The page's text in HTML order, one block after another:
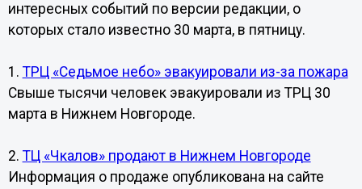
интересных событий по версии редакции, о
которых стало известно 30 марта, в пятницу.
1. ТРЦ «Седьмое небо» эвакуировали из-за пожара
Свыше тысячи человек эвакуировали из ТРЦ 30
марта в Нижнем Новгороде.
2. ТЦ «Чкалов» продают в Нижнем Новгороде
Информация о продаже опубликована на сайте